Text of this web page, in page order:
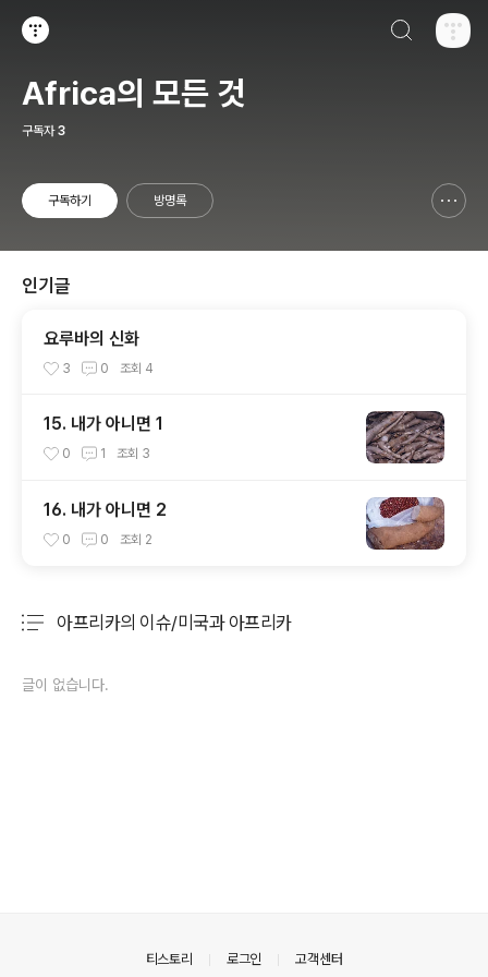
Africa의 모든 것
구독자 3
구독하기 방명록
인기글
요루바의 신화
3 0 조회 4
15. 내가 아니면 1
0 1 조회 3
16. 내가 아니면 2
0 0 조회 2
아프리카의 이슈/미국과 아프리카
글이 없습니다.
티스토리 로그인 고객센터